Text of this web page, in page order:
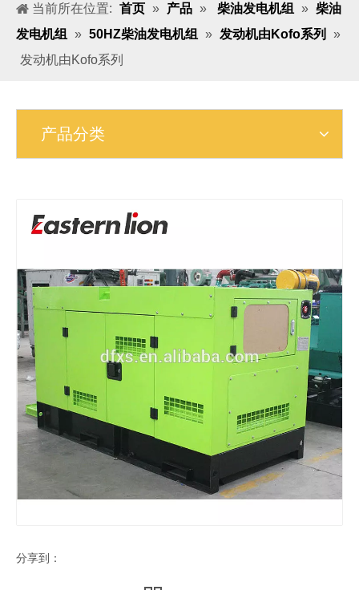
当前所在位置: 首页 » 产品 » 柴油发电机组 » 柴油
发电机组
» 50HZ柴油发电机组 » 发动机由Kofo系列
»
发动机由Kofo系列
产品分类
分享到：